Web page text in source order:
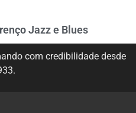
Jazz e Blues
com credibilidade desde